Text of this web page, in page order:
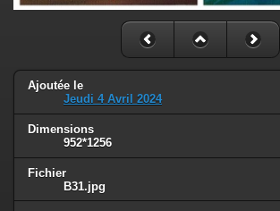
Ajoutée le
Jeudi 4 Avril 2024
Dimensions
952*1256
Fichier
B31.jpg